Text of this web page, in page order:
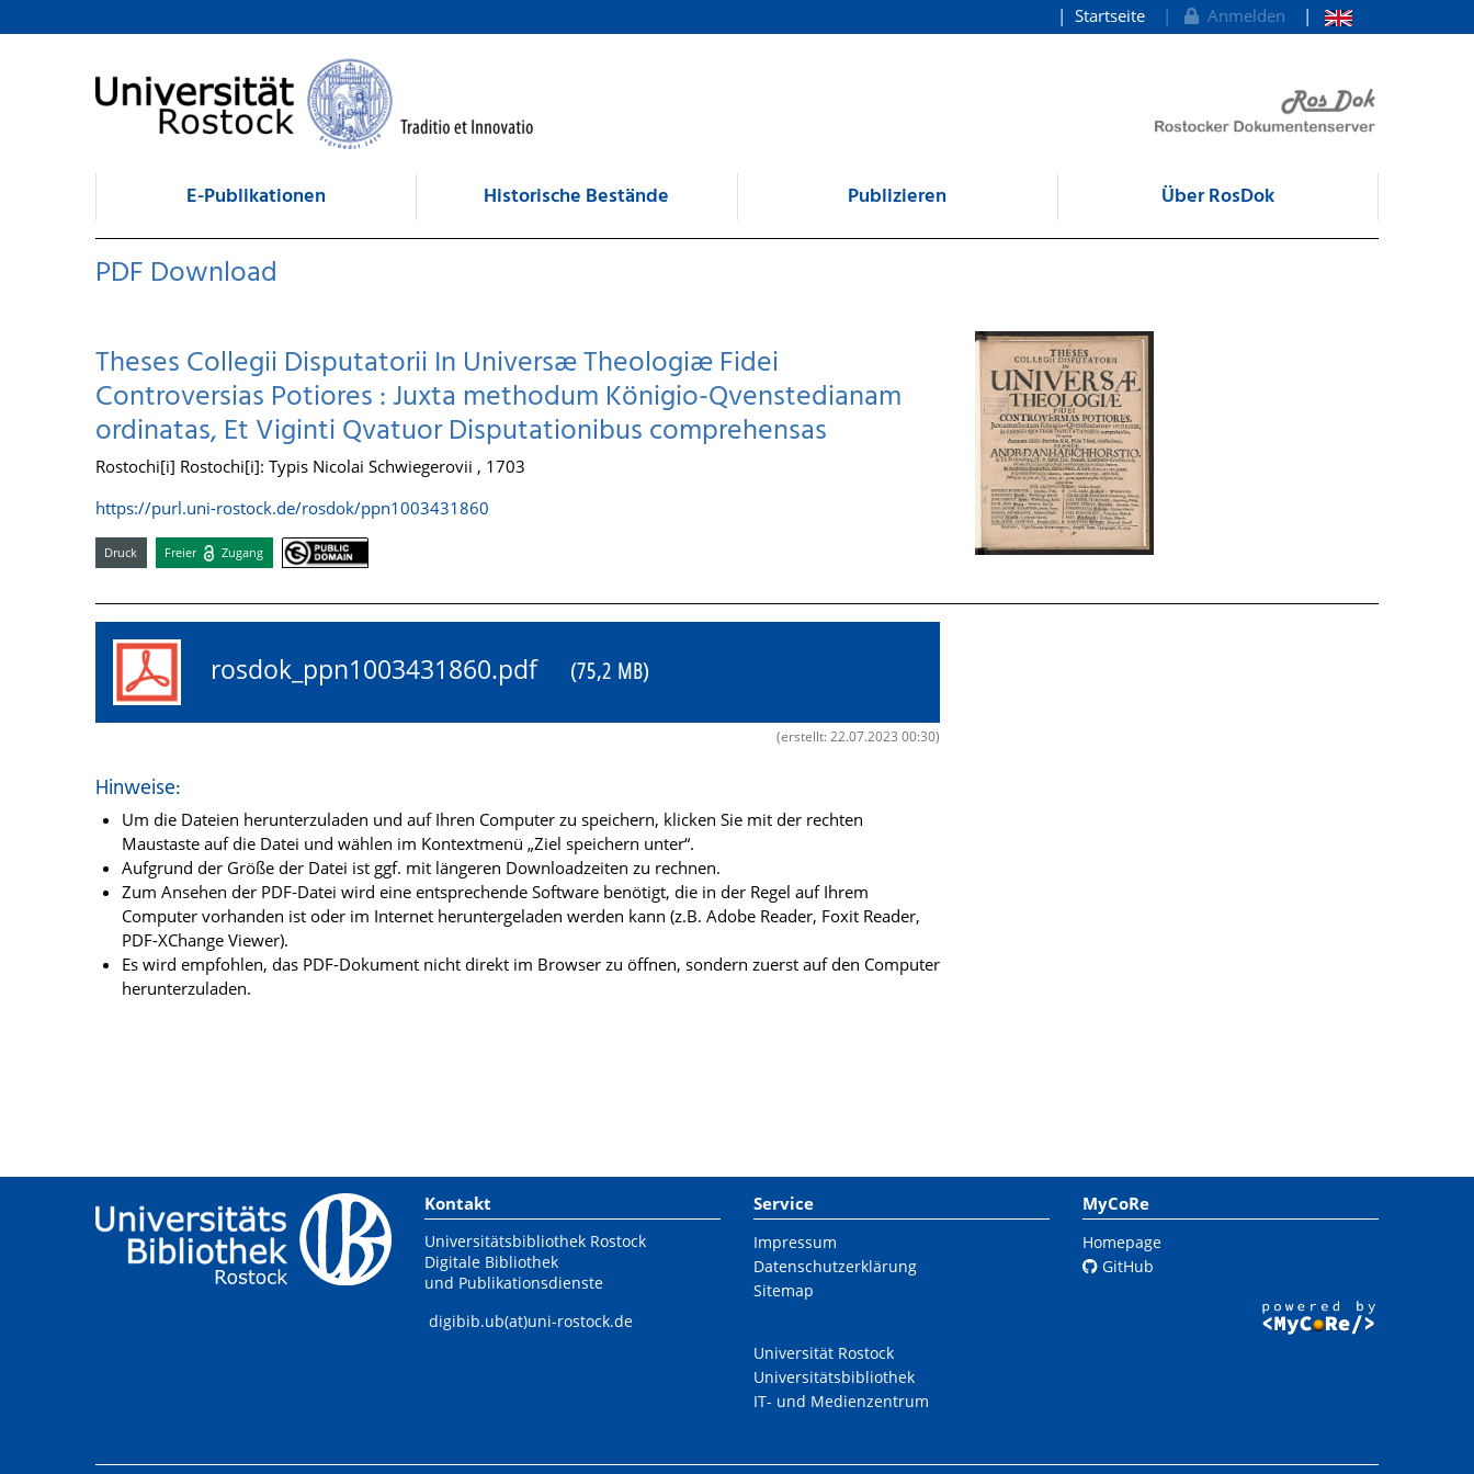
zum Inhalt
Startseite Anmelden
E-Publikationen Historische Bestände Publizieren Über RosDok
PDF Download
Theses Collegii Disputatorii In Universæ Theologiæ Fidei
Controversias Potiores : Juxta methodum Königio-Qvenstedianam
ordinatas, Et Viginti Qvatuor Disputationibus comprehensas
Rostochi[i] Rostochi[i]: Typis Nicolai Schwiegerovii , 1703
https://purl.uni-rostock.de/rosdok/ppn1003431860
Druck Freier Zugang
rosdok_ppn1003431860.pdf (75,2 MB)
(erstellt: 22.07.2023 00:30)
Hinweise:
Um die Dateien herunterzuladen und auf Ihren Computer zu speichern, klicken Sie mit der rechten
Maustaste auf die Datei und wählen im Kontextmenü „Ziel speichern unter“.
Aufgrund der Größe der Datei ist ggf. mit längeren Downloadzeiten zu rechnen.
Zum Ansehen der PDF-Datei wird eine entsprechende Software benötigt, die in der Regel auf Ihrem
Computer vorhanden ist oder im Internet heruntergeladen werden kann (z.B. Adobe Reader, Foxit Reader,
PDF-XChange Viewer).
Es wird empfohlen, das PDF-Dokument nicht direkt im Browser zu öffnen, sondern zuerst auf den Computer
herunterzuladen.
Kontakt
Universitätsbibliothek Rostock
Digitale Bibliothek
und Publikationsdienste
digibib.ub(at)uni-rostock.de
Service
Impressum
Datenschutzerklärung
Sitemap
Universität Rostock
Universitätsbibliothek
IT- und Medienzentrum
MyCoRe
Homepage
GitHub